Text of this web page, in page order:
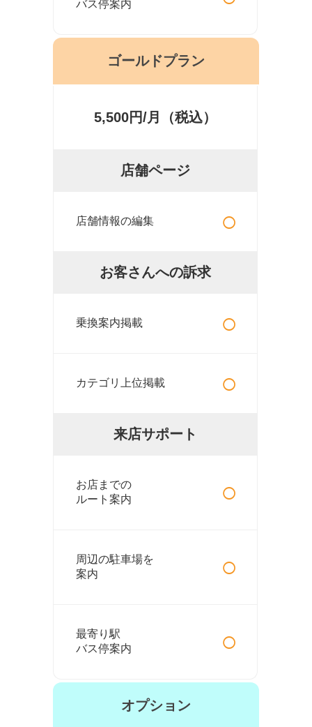
バス停案内
ゴールドプラン
5,500円/月（税込）
店舗ページ
店舗情報の編集 ○
お客さんへの訴求
乗換案内掲載 ○
カテゴリ上位掲載 ○
来店サポート
お店までの
ルート案内
○
周辺の駐車場を
案内
○
最寄り駅
バス停案内
○
オプション